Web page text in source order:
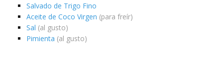
Salvado de Trigo Fino
Aceite de Coco Virgen (para freír)
Sal (al gusto)
Pimienta (al gusto)